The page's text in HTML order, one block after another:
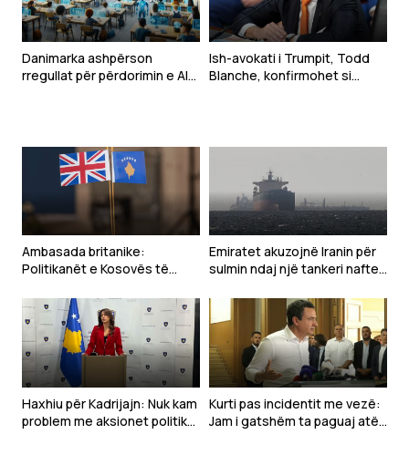
Danimarka ashpërson
rregullat për përdorimin e AI-
Ish-avokati i Trumpit, Todd
Blanche, konfirmohet si
Ambasada britanike:
Politikanët e Kosovës të
zhbllokimin e situatës në
Kuvend
Emiratet akuzojnë Iranin për
sulmin ndaj një tankeri nafte
Haxhiu për Kadrijajn: Nuk kam
problem me aksionet politike
Kurti pas incidentit me vezë:
Jam i gatshëm ta paguaj atë